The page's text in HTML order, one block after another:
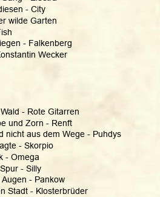
- City
wilde Garten
- Falkenberg
Wecker
- Rote Gitarren
und Zorn - Renft
nicht aus dem Wege - Puhdys
- Skorpio
- Omega
- Silly
- Pankow
Stadt - Klosterbrüder